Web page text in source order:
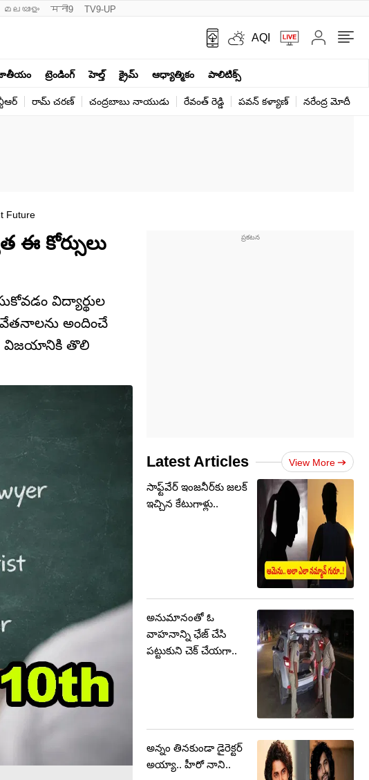
മലയാളം मनी9 TV9-UP
AQI
ట్రెండింగ్ హెల్త్‌ క్రైమ్ ఆధ్యాత్మికం పాలిటిక్స్‌
రామ్ చ‌ర‌ణ్‌ చంద్రబాబు నాయుడు రేవంత్ రెడ్డి పవన్ కళ్యాణ్ నరేంద్ర మోదీ
Future
ఈ కోర్సులు
విద్యార్థుల
వేతనాలను అందించే
విజయానికి తొలి
Latest Articles View More
సాఫ్ట్‌వేర్ ఇంజనీర్‌కు జలక్
ఇచ్చిన కేటుగాళ్లు..
అనుమానంతో ఓ
వాహనాన్ని ఛేజ్ చేసి
పట్టుకుని చెక్ చేయగా..
అన్నం తినకుండా డైరెక్టర్
అయ్యా.. హీరో నాని..